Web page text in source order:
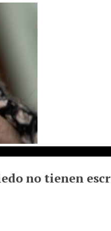
no tienen